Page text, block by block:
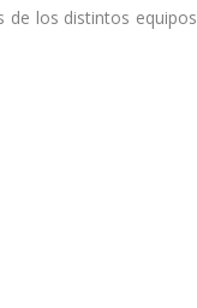
de los distintos equipos